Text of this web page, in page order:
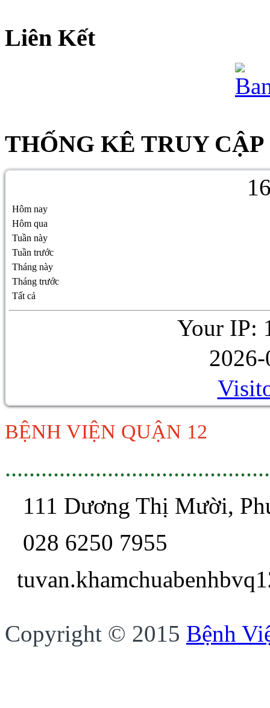
Liên Kết
THỐNG KÊ TRUY CẬP
1
Hôm nay
Hôm qua
Tuần này
Tuần trước
Tháng này
Tháng trước
Tất cả
Your IP:
BỆNH VIỆN QUẬN 12
111 Dương Thị Mười,
028 6250 7955
Copyright © 2015 Bệnh